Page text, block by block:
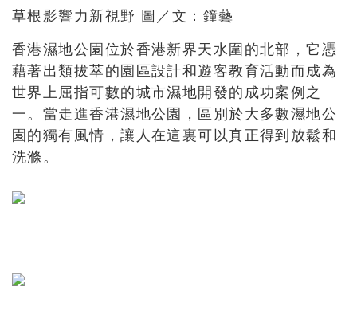
草根影響力新視野 圖／文：鐘藝
香港濕地公園位於香港新界天水圍的北部，它憑
藉著出類拔萃的園區設計和遊客教育活動而成為
世界上屈指可數的城市濕地開發的成功案例之
一。當走進香港濕地公園，區別於大多數濕地公
園的獨有風情，讓人在這裏可以真正得到放鬆和
洗滌。